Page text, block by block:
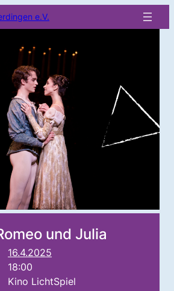
e.V.
und Julia
16.4.2025
18:00
Kino LichtSpiel